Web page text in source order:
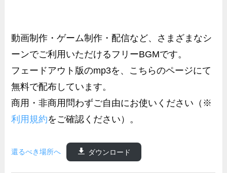
動画制作・ゲーム制作・配信など、さまざまなシ
ーンでご利用いただけるフリーBGMです。
フェードアウト版のmp3を、こちらのページにて
無料で配布しています。
商用・非商用問わずご自由にお使いください（※
利用規約をご確認ください）。
還るべき場所へ ダウンロード